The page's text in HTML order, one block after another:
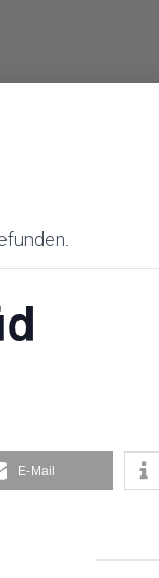
E-Mail